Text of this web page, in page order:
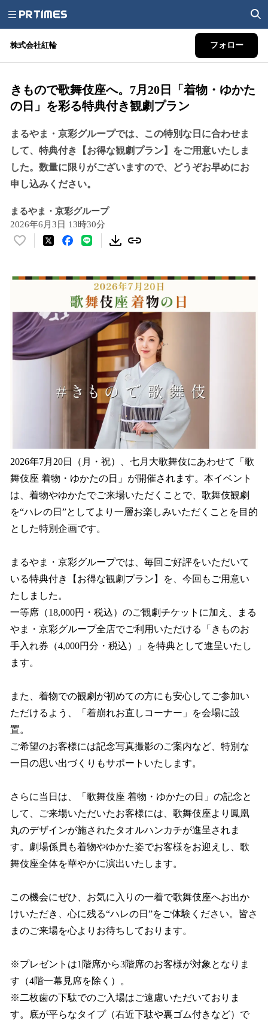
株式会社紅輪 フォロー
きもので歌舞伎座へ。7月20日「着物・ゆかた
の日」を彩る特典付き観劇プラン
まるやま・京彩グループでは、この特別な日に合わせま
して、特典付き【お得な観劇プラン】をご用意いたしま
した。数量に限りがございますので、どうぞお早めにお
申し込みください。
まるやま・京彩グループ
2026年6月3日 13時30分
い
読
み
込
み
2026年7月20日（月・祝）、七月大歌舞伎にあわせて「歌
舞伎座 着物・ゆかたの日」が開催されます。本イベント
は、着物やゆかたでご来場いただくことで、歌舞伎観劇
を“ハレの日”としてより一層お楽しみいただくことを目的
とした特別企画です。
まるやま・京彩グループでは、毎回ご好評をいただいて
いる特典付き【お得な観劇プラン】を、今回もご用意い
たしました。
一等席（18,000円・税込）のご観劇チケットに加え、まる
やま・京彩グループ全店でご利用いただける「きものお
手入れ券（4,000円分・税込）」を特典として進呈いたし
ます。
また、着物での観劇が初めての方にも安心してご参加い
ただけるよう、「着崩れお直しコーナー」を会場に設
置。
ご希望のお客様には記念写真撮影のご案内など、特別な
一日の思い出づくりもサポートいたします。
さらに当日は、「歌舞伎座 着物・ゆかたの日」の記念と
して、ご来場いただいたお客様には、歌舞伎座より鳳凰
丸のデザインが施されたタオルハンカチが進呈されま
す。劇場係員も着物やゆかた姿でお客様をお迎えし、歌
舞伎座全体を華やかに演出いたします。
この機会にぜひ、お気に入りの一着で歌舞伎座へお出か
けいただき、心に残る“ハレの日”をご体験ください。皆さ
まのご来場を心よりお待ちしております。
※プレゼントは1階席から3階席のお客様が対象となりま
す（4階一幕見席を除く）。
※二枚歯の下駄でのご入場はご遠慮いただいておりま
す。底が平らなタイプ（右近下駄や裏ゴム付きなど）で